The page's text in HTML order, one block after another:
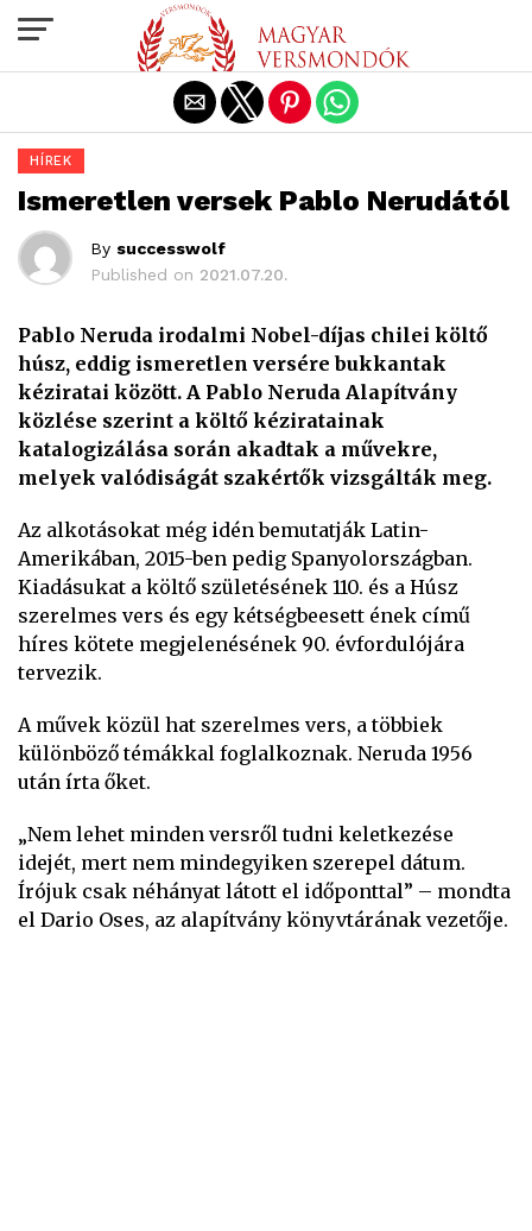
HÍREK
Ismeretlen versek Pablo Nerudától
By successwolf
Published on 2021.07.20.
Pablo Neruda irodalmi Nobel-díjas chilei költő
húsz, eddig ismeretlen versére bukkantak
kéziratai között. A Pablo Neruda Alapítvány
közlése szerint a költő kéziratainak
katalogizálása során akadtak a művekre,
melyek valódiságát szakértők vizsgálták meg.
Az alkotásokat még idén bemutatják Latin-
Amerikában, 2015-ben pedig Spanyolországban.
Kiadásukat a költő születésének 110. és a Húsz
szerelmes vers és egy kétségbeesett ének című
híres kötete megjelenésének 90. évfordulójára
tervezik.
A művek közül hat szerelmes vers, a többiek
különböző témákkal foglalkoznak. Neruda 1956
után írta őket.
„Nem lehet minden versről tudni keletkezése
idejét, mert nem mindegyiken szerepel dátum.
Írójuk csak néhányat látott el időponttal” – mondta
el Dario Oses, az alapítvány könyvtárának vezetője.
Exit mobile version